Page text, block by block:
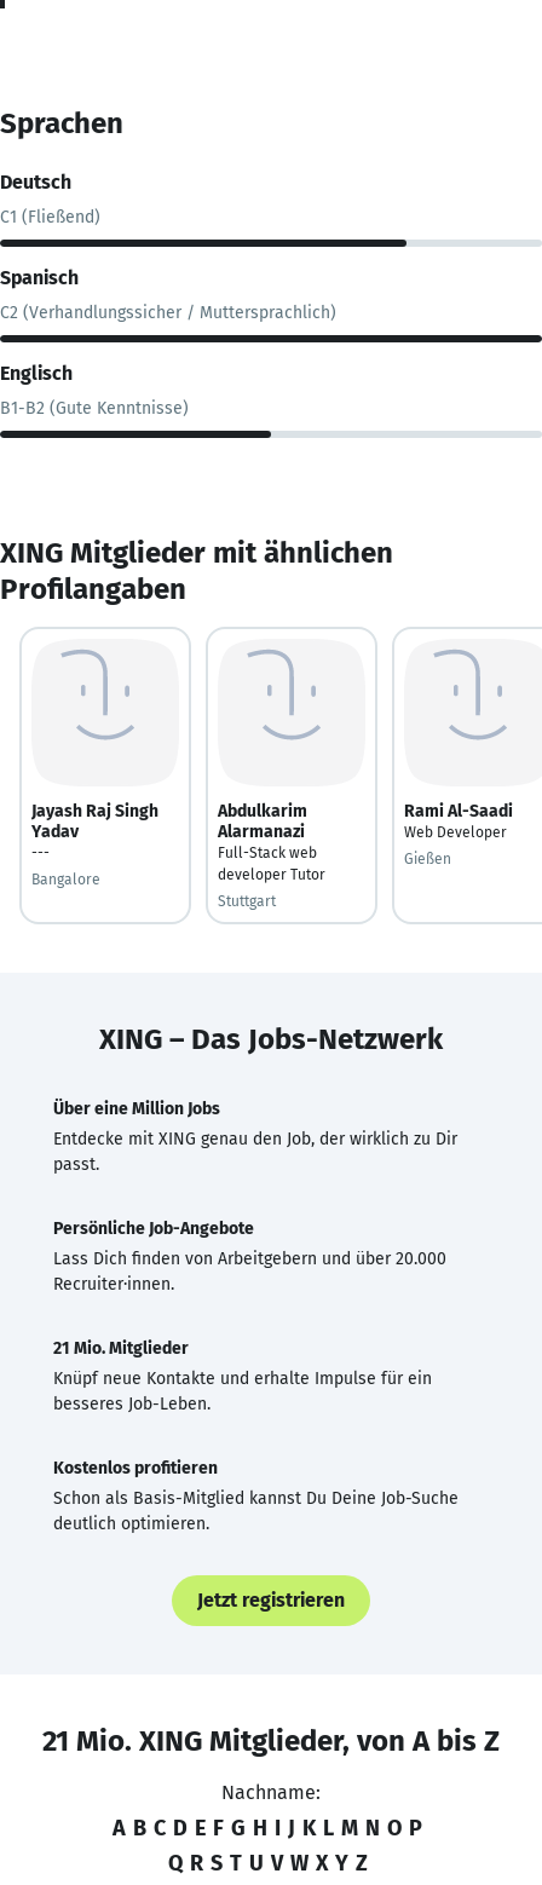
Sprachen
Deutsch
C1 (Fließend)
Spanisch
C2 (Verhandlungssicher / Muttersprachlich)
Englisch
B1-B2 (Gute Kenntnisse)
XING Mitglieder mit ähnlichen
Profilangaben
Jayash Raj Singh
Yadav
---
Bangalore
Abdulkarim
Alarmanazi
Full-Stack web
developer Tutor
Stuttgart
Rami Al-Saadi
Web Developer
Gießen
XING – Das Jobs-Netzwerk
Über eine Million Jobs
Entdecke mit XING genau den Job, der wirklich zu Dir
passt.
Persönliche Job-Angebote
Lass Dich finden von Arbeitgebern und über 20.000
Recruiter·innen.
21 Mio. Mitglieder
Knüpf neue Kontakte und erhalte Impulse für ein
besseres Job-Leben.
Kostenlos profitieren
Schon als Basis-Mitglied kannst Du Deine Job-Suche
deutlich optimieren.
Jetzt registrieren
21 Mio. XING Mitglieder, von A bis Z
Nachname:
A B C D E F G H I J K L M N O P
Q R S T U V W X Y Z